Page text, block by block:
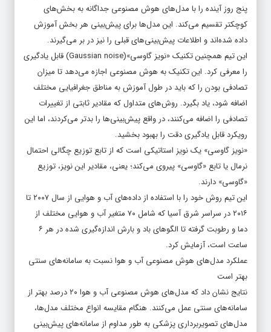
پنج روز آینده را با مدل‌های هوش مصنوعی جداگانه به بخش‌های
کوچکتر تقسیم می‌کند. این مدل‌ها برای پیش‌بینی هر بخش آموزش
داده شده‌اند و اطلاعات پیش‌بینی‌های قبلی را نیز در بر می‌گیرند.
این تیم همچنین تکنیک «نویز گاوسی»(Gaussian noise) قابل یادگیری
را معرفی کرد. این تکنیک به هوش مصنوعی اجازه می‌دهد تا میزان
تصادفی بودن را که باید در طول آموزش به مناطق جغرافیایی مختلف
اضافه شود، یاد بگیرد. روش‌های متداول که مقادیر ثابتی از تغییرات
تصادفی را اضافه می‌کنند، در واقع پیش‌بینی‌ها را بدتر می‌کردند، اما این
رویکرد قابل یادگیری دقت را بهبود بخشید.
«نویز گاوسی» یک نویز استاتیکی است که از تابع توزیع چگالی احتمال
نرمال یا تابع «گاوسی» پیروی می‌کند؛ یعنی، مقادیر این نویز، توزیع
«گاوسی» دارند.
این تیم روش خود را با استفاده از داده‌های آب و هوایی از سال ۲۰۰۷ تا
۲۰۱۶ در سراسر شرق آسیا که شامل ۷۰ متغیر آب و هوایی مختلف از
دما و رطوبت گرفته تا الگوهای باد و بارش اندازه‌گیری شده در هر ۶
ساعت است، آزمایش کرد.
عملکرد مدل‌های هوش مصنوعی آب و هوا نسبت به سامانه‌های سنتی
بهتر است
نتایج نشان داد که مدل‌های هوش مصنوعی آب و هوا ۲۰ درصد بهتر از
سامانه‌های سنتی عمل می‌کنند. هنگام مقایسه انواع مختلف مدل‌ها،
مدل‌های تصویربرداری پزشکی به طور مداوم از سامانه‌های پیش‌بینی